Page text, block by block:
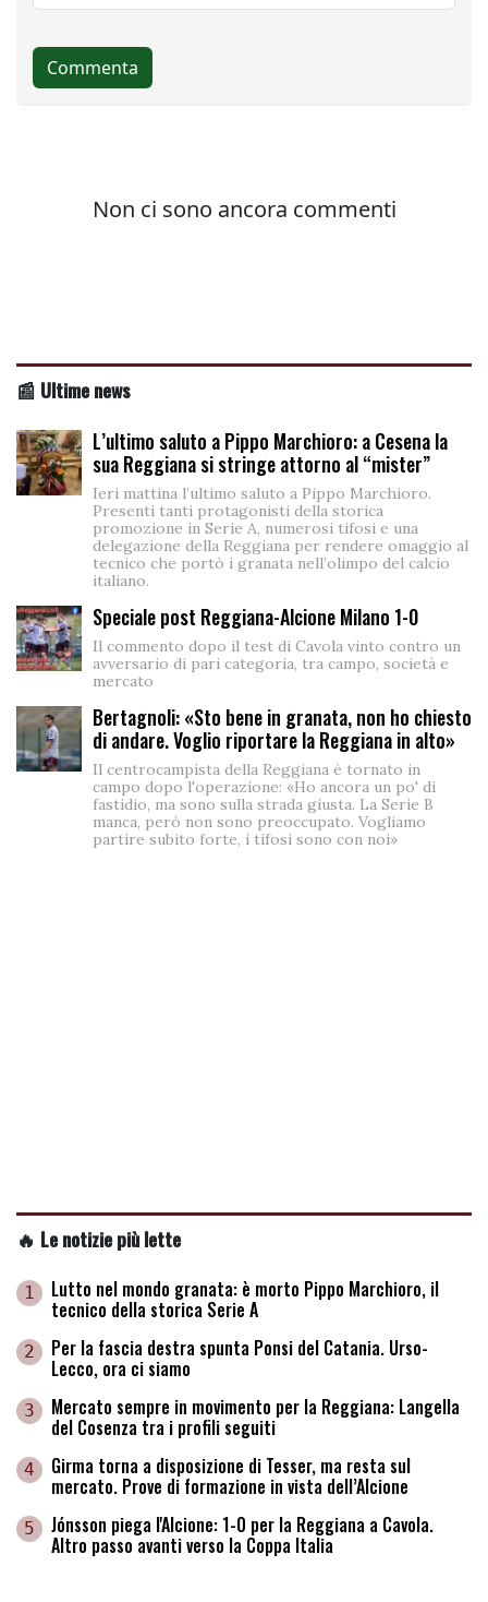
📰 Ultime news
L’ultimo saluto a Pippo Marchioro: a Cesena la
sua Reggiana si stringe attorno al “mister”
Ieri mattina l’ultimo saluto a Pippo Marchioro.
Presenti tanti protagonisti della storica
promozione in Serie A, numerosi tifosi e una
delegazione della Reggiana per rendere omaggio al
tecnico che portò i granata nell’olimpo del calcio
italiano.
Speciale post Reggiana-Alcione Milano 1-0
Il commento dopo il test di Cavola vinto contro un
avversario di pari categoria, tra campo, società e
mercato
Bertagnoli: «Sto bene in granata, non ho chiesto
di andare. Voglio riportare la Reggiana in alto»
Il centrocampista della Reggiana è tornato in
campo dopo l'operazione: «Ho ancora un po' di
fastidio, ma sono sulla strada giusta. La Serie B
manca, però non sono preoccupato. Vogliamo
partire subito forte, i tifosi sono con noi»
🔥 Le notizie più lette
1 Lutto nel mondo granata: è morto Pippo Marchioro, il
tecnico della storica Serie A
2 Per la fascia destra spunta Ponsi del Catania. Urso-
Lecco, ora ci siamo
3 Mercato sempre in movimento per la Reggiana: Langella
del Cosenza tra i profili seguiti
4 Girma torna a disposizione di Tesser, ma resta sul
mercato. Prove di formazione in vista dell’Alcione
5 Jónsson piega l'Alcione: 1-0 per la Reggiana a Cavola.
Altro passo avanti verso la Coppa Italia